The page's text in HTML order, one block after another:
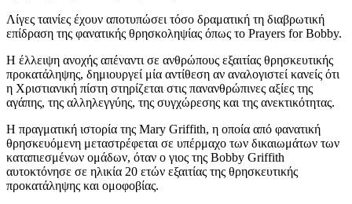
Λίγες ταινίες έχουν αποτυπώσει τόσο δραματική τη διαβρωτική
επίδραση της φανατικής θρησκοληψίας όπως το Prayers for Bobby.
Η έλλειψη ανοχής απέναντι σε ανθρώπους εξαιτίας θρησκευτικής
προκατάληψης, δημιουργεί μία αντίθεση αν αναλογιστεί κανείς ότι
η Χριστιανική πίστη στηρίζεται στις πανανθρώπινες αξίες της
αγάπης, της αλληλεγγύης, της συγχώρεσης και της ανεκτικότητας.
Η πραγματική ιστορία της Mary Griffith, η οποία από φανατική
θρησκευόμενη μεταστρέφεται σε υπέρμαχο των δικαιωμάτων των
καταπιεσμένων ομάδων, όταν ο γιος της Bobby Griffith
αυτοκτόνησε σε ηλικία 20 ετών εξαιτίας της θρησκευτικής
προκατάληψης και ομοφοβίας.